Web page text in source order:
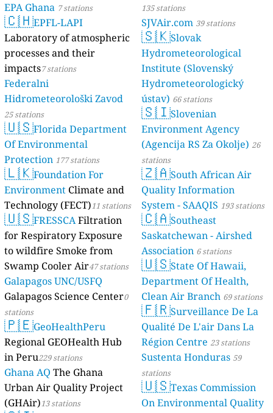
EPA Ghana 7 stations
🇨🇭EPFL-LAPI
Laboratory of atmospheric
processes and their
impacts7 stations
Federalni
Hidrometeorološki Zavod
25 stations
🇺🇸Florida Department
Of Environmental
Protection 177 stations
🇱🇰Foundation For
Environment Climate and
Technology (FECT)11 stations
🇺🇸FRESSCAFiltration
for Respiratory Exposure
to wildfire Smoke from
Swamp Cooler Air47 stations
Galapagos UNC/USFQ
Galapagos Science Center0
stations
🇵🇪GeoHealthPeru
Regional GEOHealth Hub
in Peru229 stations
Ghana AQ The Ghana
Urban Air Quality Project
(GHAir)13 stations
135 stations
SJVAir.com 39 stations
🇸🇰Slovak
Hydrometeorological
Institute (Slovenský
Hydrometeorologický
ústav) 66 stations
🇸🇮Slovenian
Environment Agency
(Agencija RS Za Okolje) 26
stations
🇿🇦South African Air
Quality Information
System - SAAQIS 193 stations
🇨🇦Southeast
Saskatchewan - Airshed
Association 6 stations
🇺🇸State Of Hawaii,
Department Of Health,
Clean Air Branch 69 stations
🇫🇷Surveillance De La
Qualité De L'air Dans La
Région Centre 23 stations
Sustenta Honduras 59
stations
🇺🇸Texas Commission
On Environmental Quality